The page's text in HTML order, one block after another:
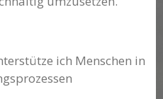
ich Menschen in